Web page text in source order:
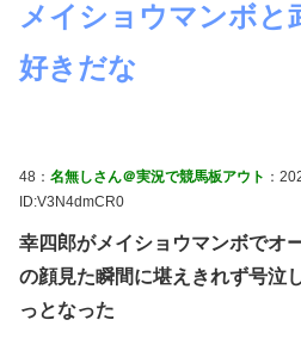
メイショウマンボと
好きだな
48： 名無しさん＠実況で競馬板アウト ：
ID:V3N4dmCR0
幸四郎がメイショウマンボでオ
の顔見た瞬間に堪えきれず号泣
っとなった